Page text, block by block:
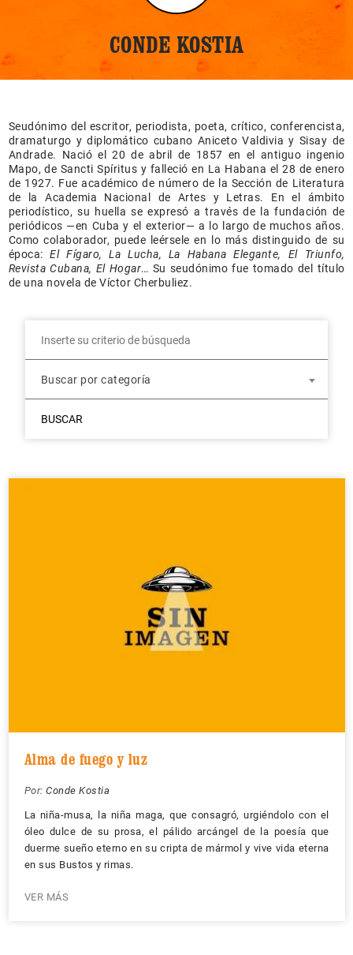
CONDE KOSTIA
Seudónimo del escritor, periodista, poeta, crítico, conferencista,
dramaturgo y diplomático cubano Aniceto Valdivia y Sisay de
Andrade. Nació el 20 de abril de 1857 en el antiguo ingenio
Mapo, de Sancti Spíritus y falleció en La Habana el 28 de enero
de 1927. Fue académico de número de la Sección de Literatura
de la Academia Nacional de Artes y Letras. En el ámbito
periodístico, su huella se expresó a través de la fundación de
periódicos —en Cuba y el exterior— a lo largo de muchos años.
Como colaborador, puede leérsele en lo más distinguido de su
época:El Fígaro, La Lucha, La Habana Elegante, El Triunfo,
Revista Cubana, El Hogar… Su seudónimo fue tomado del título
de una novela de Víctor Cherbuliez.
Buscar por categoría
BUSCAR
Alma de fuego y luz
Por: Conde Kostia
La niña-musa, la niña maga, que consagró, urgiéndolo con el
óleo dulce de su prosa, el pálido arcángel de la poesía que
duerme sueño eterno en su cripta de mármol y vive vida eterna
en sus Bustos y rimas.
VER MÁS